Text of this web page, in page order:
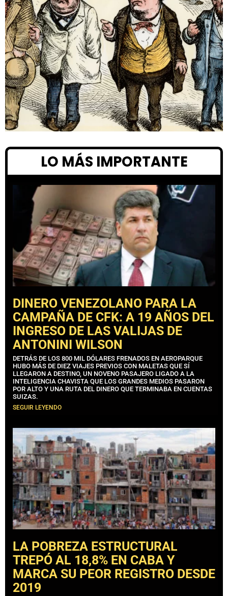
LO MÁS IMPORTANTE
DINERO VENEZOLANO PARA LA
CAMPAÑA DE CFK: A 19 AÑOS DEL
INGRESO DE LAS VALIJAS DE
ANTONINI WILSON
DETRÁS DE LOS 800 MIL DÓLARES FRENADOS EN AEROPARQUE
HUBO MÁS DE DIEZ VIAJES PREVIOS CON MALETAS QUE SÍ
LLEGARON A DESTINO, UN NOVENO PASAJERO LIGADO A LA
INTELIGENCIA CHAVISTA QUE LOS GRANDES MEDIOS PASARON
POR ALTO Y UNA RUTA DEL DINERO QUE TERMINABA EN CUENTAS
SUIZAS.
SEGUIR LEYENDO
LA POBREZA ESTRUCTURAL
TREPÓ AL 18,8% EN CABA Y
MARCA SU PEOR REGISTRO DESDE
2019